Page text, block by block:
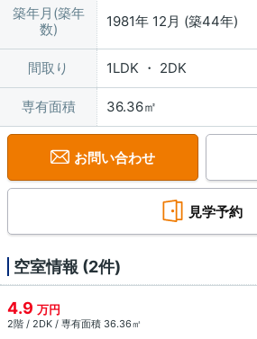
築年月(築年
数)
1981年 12月 (築44年)
間取り 1LDK ・ 2DK
専有面積 36.36㎡
お問い合わせ
見学予約
空室情報 (2件)
4.9 万円
2階 / 2DK / 専有面積 36.36㎡